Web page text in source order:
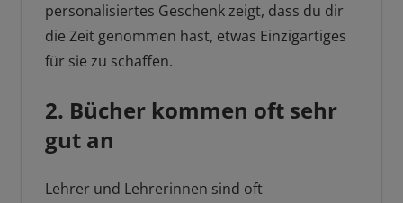
personalisiertes Geschenk zeigt, dass du dir
die Zeit genommen hast, etwas Einzigartiges
für sie zu schaffen.
2. Bücher kommen oft sehr
gut an
Lehrer und Lehrerinnen sind oft